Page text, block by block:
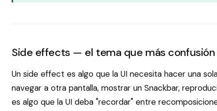
Side effects — el tema que más confusión
Un side effect es algo que la UI necesita hacer una
navegar a otra pantalla, mostrar un Snackbar,
es algo que la UI deba "recordar" entre